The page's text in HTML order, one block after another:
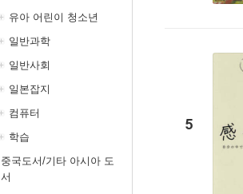
유아 어린이 청소년
일반과학
일반사회
일본잡지
컴퓨터
학습
중국도서/기타 아시아 도
서
5